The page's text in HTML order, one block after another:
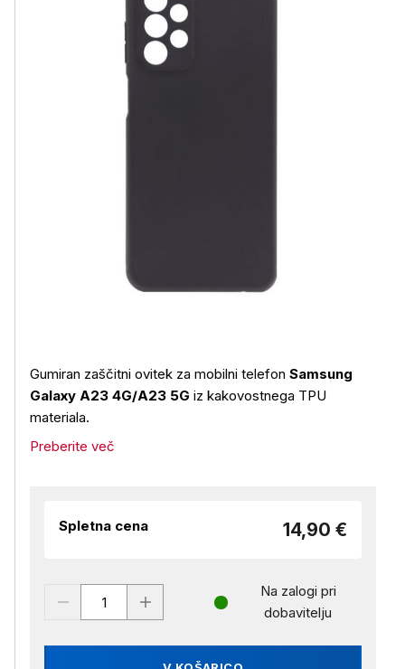
Gumiran zaščitni ovitek za mobilni telefon Samsung
Galaxy A23 4G/A23 5G iz kakovostnega TPU
materiala.
Preberite več
Spletna cena 14,90 €
Na zalogi pri
dobavitelju